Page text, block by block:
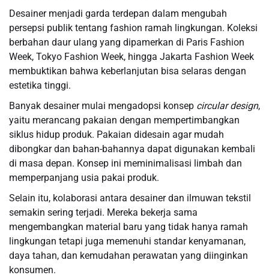
Desainer menjadi garda terdepan dalam mengubah
persepsi publik tentang fashion ramah lingkungan. Koleksi
berbahan daur ulang yang dipamerkan di Paris Fashion
Week, Tokyo Fashion Week, hingga Jakarta Fashion Week
membuktikan bahwa keberlanjutan bisa selaras dengan
estetika tinggi.
Banyak desainer mulai mengadopsi konsep circular design,
yaitu merancang pakaian dengan mempertimbangkan
siklus hidup produk. Pakaian didesain agar mudah
dibongkar dan bahan-bahannya dapat digunakan kembali
di masa depan. Konsep ini meminimalisasi limbah dan
memperpanjang usia pakai produk.
Selain itu, kolaborasi antara desainer dan ilmuwan tekstil
semakin sering terjadi. Mereka bekerja sama
mengembangkan material baru yang tidak hanya ramah
lingkungan tetapi juga memenuhi standar kenyamanan,
daya tahan, dan kemudahan perawatan yang diinginkan
konsumen.